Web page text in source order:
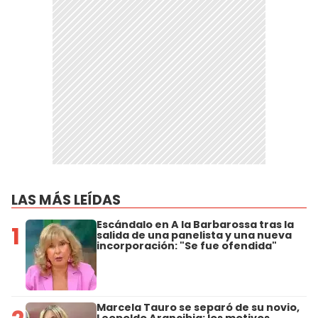
LAS MÁS LEÍDAS
1 Escándalo en A la Barbarossa tras la
salida de una panelista y una nueva
incorporación: "Se fue ofendida"
Marcela Tauro se separó de su novio,